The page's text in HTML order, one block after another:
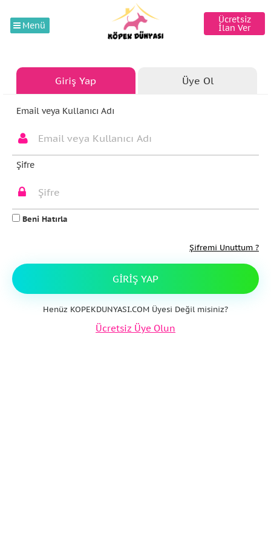
Menü
Ücretsiz
İlan Ver
Giriş Yap Üye Ol
Email veya Kullanıcı Adı
Şifre
Beni Hatırla
Şifremi Unuttum ?
GIRIŞ YAP
Henüz KOPEKDUNYASI.COM Üyesi Değil misiniz?
Ücretsiz Üye Olun